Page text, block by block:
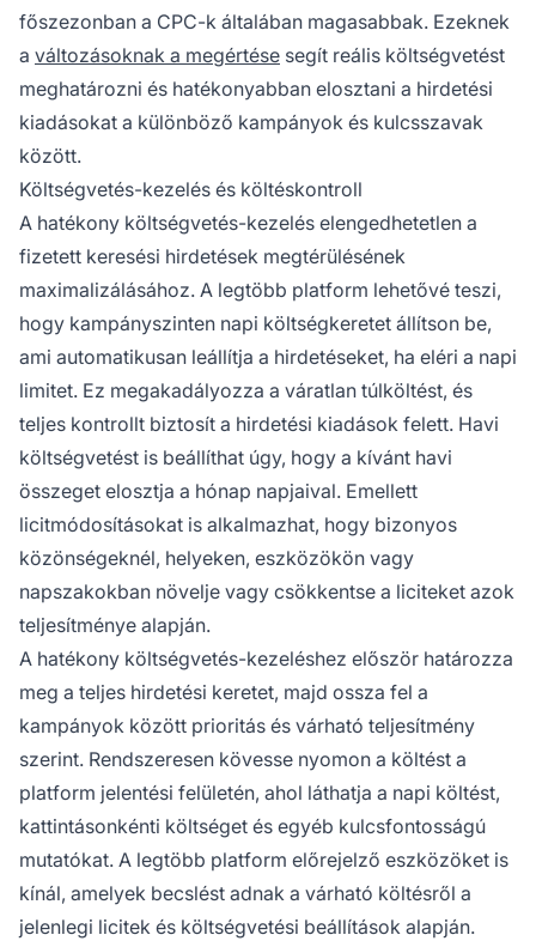
főszezonban a CPC-k általában magasabbak. Ezeknek
a változásoknak a megértése segít reális költségvetést
meghatározni és hatékonyabban elosztani a hirdetési
kiadásokat a különböző kampányok és kulcsszavak
között.
Költségvetés-kezelés és költéskontroll
A hatékony költségvetés-kezelés elengedhetetlen a
fizetett keresési hirdetések megtérülésének
maximalizálásához. A legtöbb platform lehetővé teszi,
hogy kampányszinten napi költségkeretet állítson be,
ami automatikusan leállítja a hirdetéseket, ha eléri a napi
limitet. Ez megakadályozza a váratlan túlköltést, és
teljes kontrollt biztosít a hirdetési kiadások felett. Havi
költségvetést is beállíthat úgy, hogy a kívánt havi
összeget elosztja a hónap napjaival. Emellett
licitmódosításokat is alkalmazhat, hogy bizonyos
közönségeknél, helyeken, eszközökön vagy
napszakokban növelje vagy csökkentse a liciteket azok
teljesítménye alapján.
A hatékony költségvetés-kezeléshez először határozza
meg a teljes hirdetési keretet, majd ossza fel a
kampányok között prioritás és várható teljesítmény
szerint. Rendszeresen kövesse nyomon a költést a
platform jelentési felületén, ahol láthatja a napi költést,
kattintásonkénti költséget és egyéb kulcsfontosságú
mutatókat. A legtöbb platform előrejelző eszközöket is
kínál, amelyek becslést adnak a várható költésről a
jelenlegi licitek és költségvetési beállítások alapján.